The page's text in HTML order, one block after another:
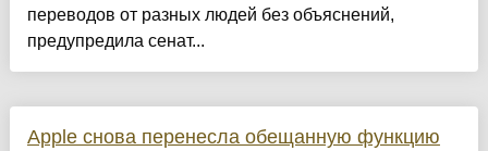
переводов от разных людей без объяснений,
предупредила cенат...
Apple снова перенесла обещанную функцию